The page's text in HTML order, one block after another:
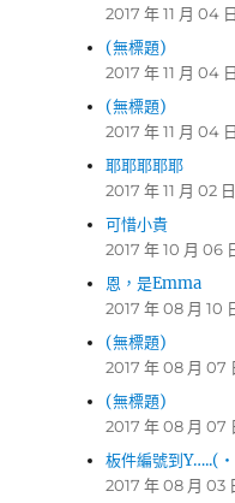
2017 年 11 月 04 日
(無標題)
2017 年 11 月 04 日
(無標題)
2017 年 11 月 04 日
耶耶耶耶耶
2017 年 11 月 02 日
可惜小貴
2017 年 10 月 06
恩，是Emma
2017 年 08 月 10
(無標題)
2017 年 08 月 07
(無標題)
2017 年 08 月 07
板件編號到Y…..(
2017 年 08 月 03